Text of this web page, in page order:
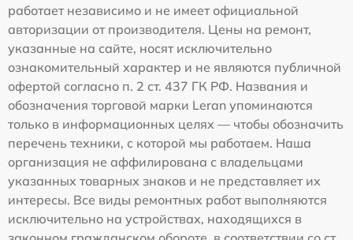
работает независимо и не имеет официальной
авторизации от производителя. Цены на ремонт,
указанные на сайте, носят исключительно
ознакомительный характер и не являются публичной
офертой согласно п. 2 ст. 437 ГК РФ. Названия и
обозначения торговой марки Leran упоминаются
только в информационных целях — чтобы обозначить
перечень техники, с которой мы работаем. Наша
организация не аффилирована с владельцами
указанных товарных знаков и не представляет их
интересы. Все виды ремонтных работ выполняются
исключительно на устройствах, находящихся в